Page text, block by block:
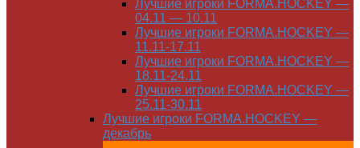
Лучшие игроки FORMA.HOCKEY —
04.11 — 10.11
Лучшие игроки FORMA.HOCKEY —
11.11-17.11
Лучшие игроки FORMA.HOCKEY —
18.11-24.11
Лучшие игроки FORMA.HOCKEY —
25.11-30.11
Лучшие игроки FORMA.HOCKEY —
декабрь